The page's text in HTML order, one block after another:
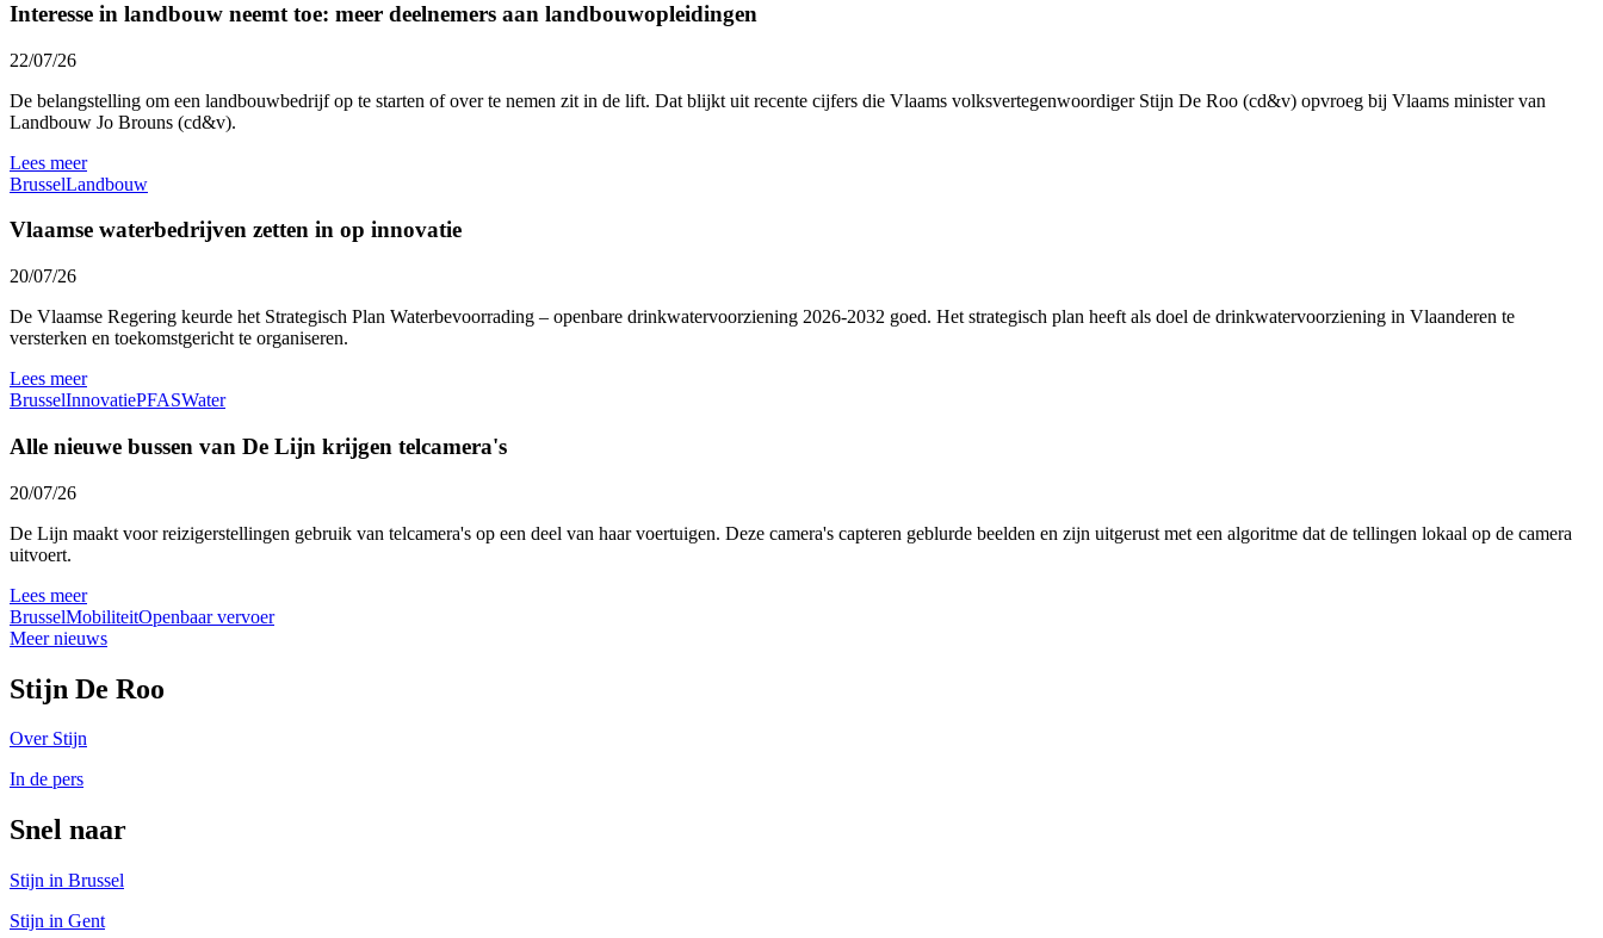
Interesse in landbouw neemt toe: meer deelnemers aan landbouwopleidingen
22/07/26
De belangstelling om een landbouwbedrijf op te starten of over te nemen zit in de lift. Dat blijkt uit recente cijfers die Vlaams volksvertegenwoordiger Stijn De Roo (cd&v) opvroeg bij Vlaams minister van
Landbouw Jo Brouns (cd&v).
Lees meer
BrusselLandbouw
Vlaamse waterbedrijven zetten in op innovatie
20/07/26
De Vlaamse Regering keurde het Strategisch Plan Waterbevoorrading – openbare drinkwatervoorziening 2026-2032 goed. Het strategisch plan heeft als doel de drinkwatervoorziening in Vlaanderen te
versterken en toekomstgericht te organiseren.
Lees meer
BrusselInnovatiePFASWater
Alle nieuwe bussen van De Lijn krijgen telcamera's
20/07/26
De Lijn maakt voor reizigerstellingen gebruik van telcamera's op een deel van haar voertuigen. Deze camera's capteren geblurde beelden en zijn uitgerust met een algoritme dat de tellingen lokaal op de camera
uitvoert.
Lees meer
BrusselMobiliteitOpenbaar vervoer
Meer nieuws
Stijn De Roo
Over Stijn
In de pers
Snel naar
Stijn in Brussel
Stijn in Gent